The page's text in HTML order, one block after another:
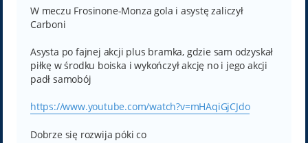
t
W meczu Frosinone-Monza gola i asystę zaliczył
Carboni
Asysta po fajnej akcji plus bramka, gdzie sam odzyskał
piłkę w środku boiska i wykończył akcję no i jego akcji
padł samobój
https://www.youtube.com/watch?v=mHAqiGjCJdo
Dobrze się rozwija póki co